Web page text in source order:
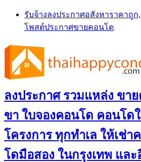
Skip
content
รับจ้างลงประกาศอสังหาราคาถู
โพสต์ประกาศขายคอนโด
ลงประกาศ รวมแหล่ง ขา
ขา ใบจองคอนโด คอนโด
โครงการ ทุกทำเล ให้เช่
โดมือสอง ในกรุงเทพ และ